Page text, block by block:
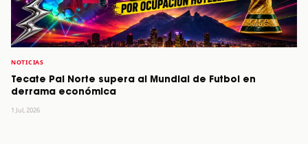
NOTICIAS
Tecate Pal Norte supera al Mundial de Futbol en
derrama económica
1 Jul, 2026